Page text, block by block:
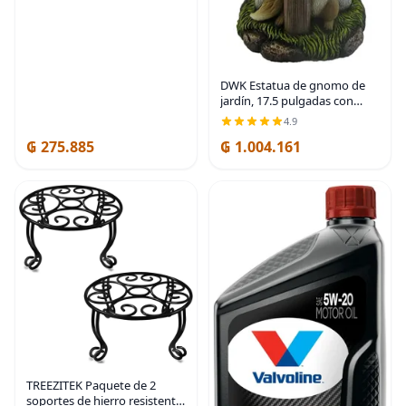
₲ 275.885
DWK Estatua de gnomo de
jardín, 17.5 pulgadas con
letrero de alejarse y saludo
de un dedo | Haz una
caminata con mensaje de no
4.9
₲ 1.004.161
TREEZITEK Paquete de 2
soportes de hierro resistente